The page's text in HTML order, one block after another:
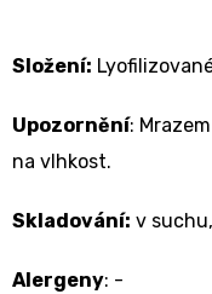
Složení:
Upozornění:
na vlhkost.
Skladování: v
Alergeny: -